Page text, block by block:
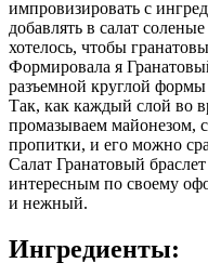
импровизировать с
добавлять в салат
хотелось, чтобы
Формировала я
разъемной круглой
Так, как каждый слой во
промазываем майонезом,
пропитки, и его можно
Салат Гранатовый
интересным по своему
и нежный.
Ингредиенты: